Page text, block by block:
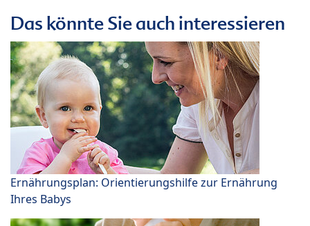
Das könnte Sie auch interessieren
Ernährungsplan: Orientierungshilfe zur Ernährung
Ihres Babys